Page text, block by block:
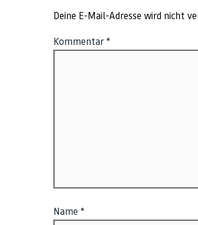
Deine E-Mail-Adresse wird nicht
Kommentar *
Name *